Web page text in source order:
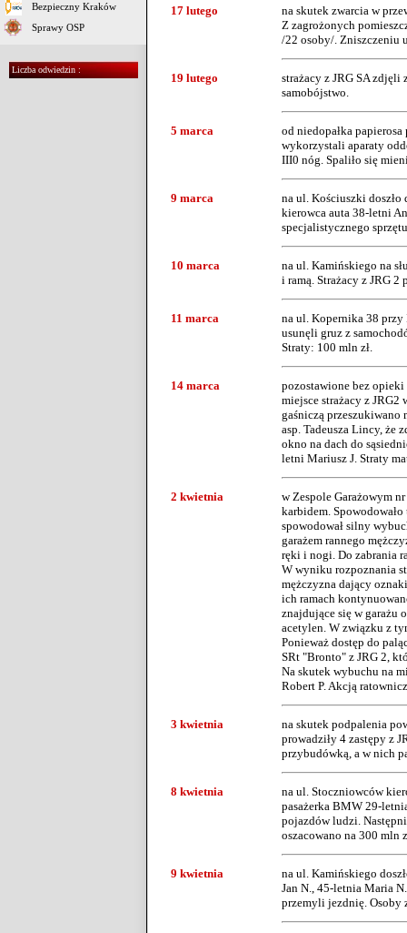
Bezpieczny Kraków
Sprawy OSP
Liczba odwiedzin :
17 lutego
na skutek zwarcia w
Z zagrożonych
/22 osoby/. Zniszczeniu
19 lutego
strażacy z JRG SA zdjęli
samobójstwo.
5 marca
od niedopałka
wykorzystali aparaty
III0 nóg. Spaliło się
9 marca
na ul. Kościuszki
kierowca auta 38-letni
specjalistycznego
10 marca
na ul. Kamińskiego na
i ramą. Strażacy z JRG
11 marca
na ul. Kopernika 38 przy
usunęli gruz z
Straty: 100 mln zł.
14 marca
pozostawione bez
miejsce strażacy z
gaśniczą przeszukiwano
asp. Tadeusza Lincy, że
okno na dach do
letni Mariusz J. Straty
2 kwietnia
w Zespole Garażowym
karbidem.
spowodował silny
garażem rannego
ręki i nogi. Do zabrania
W wyniku rozpoznania
mężczyzna dający
ich ramach
znajdujące się w garażu
acetylen. W związku z
Ponieważ dostęp do
SRt "Bronto" z JRG 2,
Na skutek wybuchu na
Robert P. Akcją
3 kwietnia
na skutek podpalenia
prowadziły 4 zastępy z
przybudówką, a w nich
8 kwietnia
na ul. Stoczniowców
pasażerka BMW 29-
pojazdów ludzi.
oszacowano na 300 mln
9 kwietnia
na ul. Kamińskiego
Jan N., 45-letnia Maria
przemyli jezdnię. Osoby